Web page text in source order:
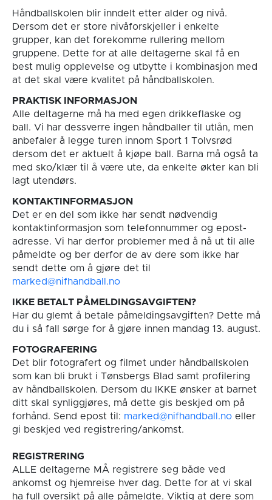
Håndballskolen blir inndelt etter alder og nivå.
Dersom det er store nivåforskjeller i enkelte
grupper, kan det forekomme rullering mellom
gruppene. Dette for at alle deltagerne skal få en
best mulig opplevelse og utbytte i kombinasjon med
at det skal være kvalitet på håndballskolen.
PRAKTISK INFORMASJON
Alle deltagerne må ha med egen drikkeflaske og
ball. Vi har dessverre ingen håndballer til utlån, men
anbefaler å legge turen innom Sport 1 Tolvsrød
dersom det er aktuelt å kjøpe ball. Barna må også ta
med sko/klær til å være ute, da enkelte økter kan bli
lagt utendørs.
KONTAKTINFORMASJON
Det er en del som ikke har sendt nødvendig
kontaktinformasjon som telefonnummer og epost-
adresse. Vi har derfor problemer med å nå ut til alle
påmeldte og ber derfor de av dere som ikke har
sendt dette om å gjøre det til
marked@nifhandball.no
IKKE BETALT PÅMELDINGSAVGIFTEN?
Har du glemt å betale påmeldingsavgiften? Dette må
du i så fall sørge for å gjøre innen mandag 13. august.
FOTOGRAFERING
Det blir fotografert og filmet under håndballskolen
som kan bli brukt i Tønsbergs Blad samt profilering
av håndballskolen. Dersom du IKKE ønsker at barnet
ditt skal synliggjøres, må dette gis beskjed om på
forhånd. Send epost til: marked@nifhandball.noeller
gi beskjed ved registrering/ankomst.
REGISTRERING
ALLE deltagerne MÅ registrere seg både ved
ankomst og hjemreise hver dag. Dette for at vi skal
ha full oversikt på alle påmeldte. Viktig at dere som